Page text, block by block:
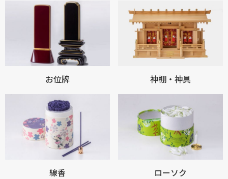
お位牌 神棚・神具
線香 ローソク